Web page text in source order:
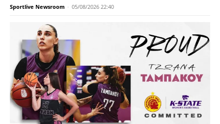
Sportlive Newsroom - 05/08/2026 22:40